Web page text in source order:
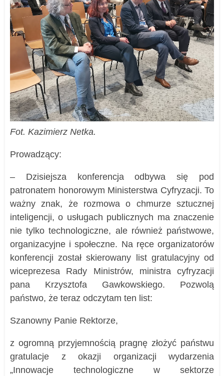
Fot. Kazimierz Netka.
Prowadzący:
– Dzisiejsza konferencja odbywa się pod
patronatem honorowym Ministerstwa Cyfryzacji. To
ważny znak, że rozmowa o chmurze sztucznej
inteligencji, o usługach publicznych ma znaczenie
nie tylko technologiczne, ale również państwowe,
organizacyjne i społeczne. Na ręce organizatorów
konferencji został skierowany list gratulacyjny od
wiceprezesa Rady Ministrów, ministra cyfryzacji
pana Krzysztofa Gawkowskiego. Pozwolą
państwo, że teraz odczytam ten list:
Szanowny Panie Rektorze,
z ogromną przyjemnością pragnę złożyć państwu
gratulacje z okazji organizacji wydarzenia
„Innowacje technologiczne w sektorze